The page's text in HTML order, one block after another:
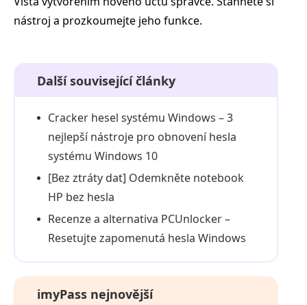
nástroj a prozkoumejte jeho funkce.
Další související články
Cracker hesel systému Windows – 3
nejlepší nástroje pro obnovení hesla
systému Windows 10
[Bez ztráty dat] Odemkněte notebook
HP bez hesla
Recenze a alternativa PCUnlocker –
Resetujte zapomenutá hesla Windows
imyPass nejnovější